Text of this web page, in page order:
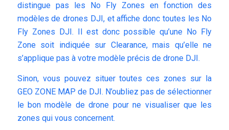
distingue pas les No Fly Zones en fonction des
modèles de drones DJI, et affiche donc toutes les No
Fly Zones DJI. Il est donc possible qu’une No Fly
Zone soit indiquée sur Clearance, mais qu’elle ne
s’applique pas à votre modèle précis de drone DJI.
Sinon, vous pouvez situer toutes ces zones sur la
GEO ZONE MAP de DJI. N’oubliez pas de sélectionner
le bon modèle de drone pour ne visualiser que les
zones qui vous concernent.